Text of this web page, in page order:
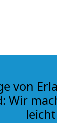
von
Wir
leicht